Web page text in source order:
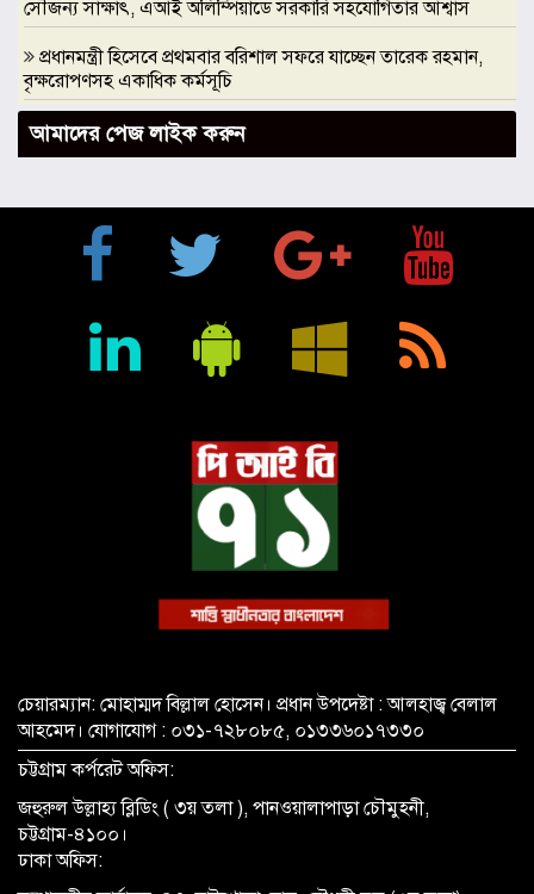
সৌজন্য সাক্ষাৎ, এআই অলিম্পিয়াডে সরকারি সহযোগিতার আশ্বাস
প্রধানমন্ত্রী হিসেবে প্রথমবার বরিশাল সফরে যাচ্ছেন তারেক রহমান,
বৃক্ষরোপণসহ একাধিক কর্মসূচি
ঢাকা মেডিকেলকে গবেষণা, উদ্ভাবন ও মানবিক নেতৃত্বের আন্তর্জাতিক
প্রতিষ্ঠানে রূপান্তরের আহ্বান ডা. জুবাইদা রহমানের
মুক্তিযুদ্ধে ইস্ট বেঙ্গল রেজিমেন্টের গৌরবোজ্জ্বল ভূমিকা ইতিহাসের
অবিচ্ছেদ্য অধ্যায়: স্পিকার হাফিজ উদ্দিন আহমদ বীর বিক্রম
শিক্ষা প্রতিষ্ঠান জ্ঞানের বাতিঘর, শিক্ষকরা সেই আলোর বাহক: তথ্যমন্ত্রী
বায়েজিদ বোস্তামী থানার অভিযানে নিষিদ্ধ ঘোষিত আ. লীগের কর্মী
আমাদের পেজ লাইক করুন
চেয়ারম্যান: মোহাম্মদ বিল্লাল হোসেন। প্রধান উপদেষ্টা : আলহাজ্ব বেলাল
আহমেদ। যোগাযোগ : ০৩১-৭২৮০৮৫, ০১৩৩৬০১৭৩৩০
চট্টগ্রাম কর্পরেট অফিস:
জহুরুল উল্লাহ্য ব্লিডিং ( ৩য় তলা ), পানওয়ালাপাড়া চৌমুহনী,
চট্টগ্রাম-৪১০০।
ঢাকা অফিস: